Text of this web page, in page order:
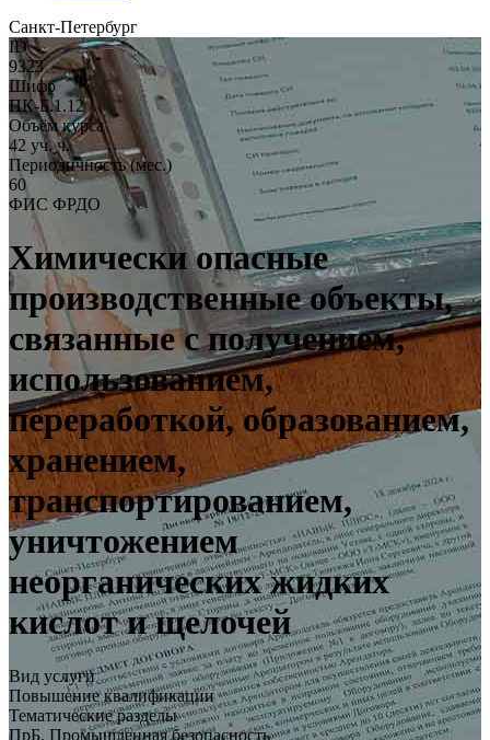
Санкт-Петербург
ID
9323
Шифр
ПК-Б.1.12
Объём курса
42 уч. ч.
Периодичность (мес.)
60
ФИС ФРДО
Химически опасные
производственные объекты,
связанные с получением,
использованием,
переработкой, образованием,
хранением,
транспортированием,
уничтожением
неорганических жидких
кислот и щелочей
Вид услуги
Повышение квалификации
Тематические разделы
ПрБ. Промышленная безопасность